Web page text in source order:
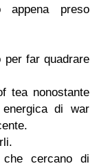
preso
per far quadrare
tea nonostante
di war
cercano di